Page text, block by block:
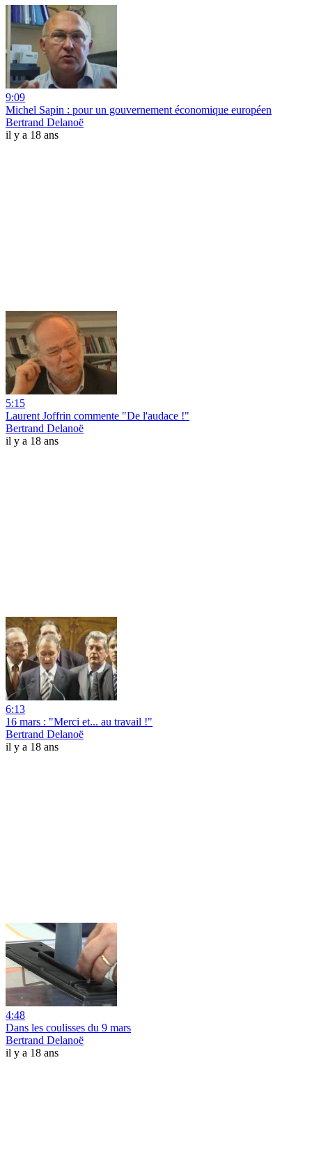
9:09
Michel Sapin : pour un gouvernement économique européen
Bertrand Delanoë
il y a 18 ans
5:15
Laurent Joffrin commente "De l'audace !"
Bertrand Delanoë
il y a 18 ans
6:13
16 mars : "Merci et... au travail !"
Bertrand Delanoë
il y a 18 ans
4:48
Dans les coulisses du 9 mars
Bertrand Delanoë
il y a 18 ans